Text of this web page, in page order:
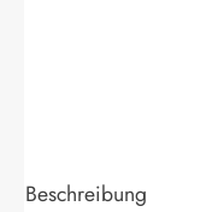
Beschreibung